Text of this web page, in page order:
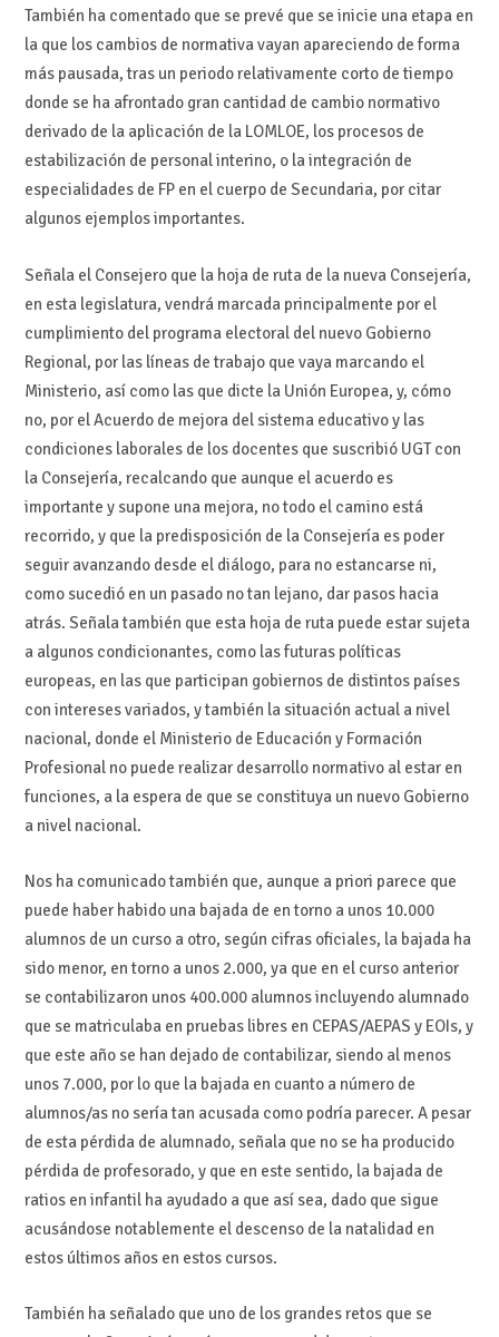
También ha comentado que se prevé que se inicie una etapa en
la que los cambios de normativa vayan apareciendo de forma
más pausada, tras un periodo relativamente corto de tiempo
donde se ha afrontado gran cantidad de cambio normativo
derivado de la aplicación de la LOMLOE, los procesos de
estabilización de personal interino, o la integración de
especialidades de FP en el cuerpo de Secundaria, por citar
algunos ejemplos importantes.
Señala el Consejero que la hoja de ruta de la nueva Consejería,
en esta legislatura, vendrá marcada principalmente por el
cumplimiento del programa electoral del nuevo Gobierno
Regional, por las líneas de trabajo que vaya marcando el
Ministerio, así como las que dicte la Unión Europea, y, cómo
no, por el Acuerdo de mejora del sistema educativo y las
condiciones laborales de los docentes que suscribió UGT con
la Consejería, recalcando que aunque el acuerdo es
importante y supone una mejora, no todo el camino está
recorrido, y que la predisposición de la Consejería es poder
seguir avanzando desde el diálogo, para no estancarse ni,
como sucedió en un pasado no tan lejano, dar pasos hacia
atrás. Señala también que esta hoja de ruta puede estar sujeta
a algunos condicionantes, como las futuras políticas
europeas, en las que participan gobiernos de distintos países
con intereses variados, y también la situación actual a nivel
nacional, donde el Ministerio de Educación y Formación
Profesional no puede realizar desarrollo normativo al estar en
funciones, a la espera de que se constituya un nuevo Gobierno
a nivel nacional.
Nos ha comunicado también que, aunque a priori parece que
puede haber habido una bajada de en torno a unos 10.000
alumnos de un curso a otro, según cifras oficiales, la bajada ha
sido menor, en torno a unos 2.000, ya que en el curso anterior
se contabilizaron unos 400.000 alumnos incluyendo alumnado
que se matriculaba en pruebas libres en CEPAS/AEPAS y EOIs, y
que este año se han dejado de contabilizar, siendo al menos
unos 7.000, por lo que la bajada en cuanto a número de
alumnos/as no sería tan acusada como podría parecer. A pesar
de esta pérdida de alumnado, señala que no se ha producido
pérdida de profesorado, y que en este sentido, la bajada de
ratios en infantil ha ayudado a que así sea, dado que sigue
acusándose notablemente el descenso de la natalidad en
estos últimos años en estos cursos.
También ha señalado que uno de los grandes retos que se